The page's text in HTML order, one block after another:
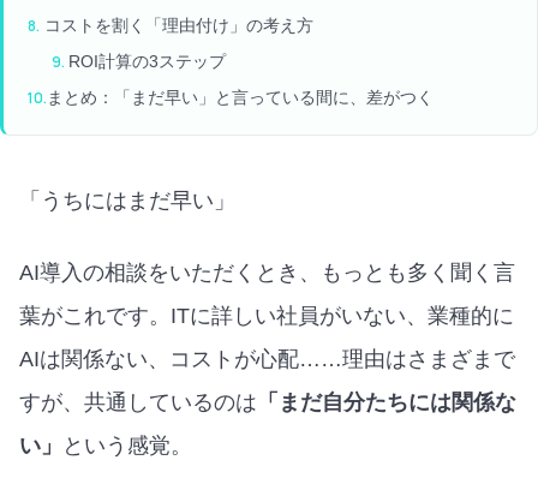
コストを割く「理由付け」の考え方
ROI計算の3ステップ
まとめ：「まだ早い」と言っている間に、差がつく
「うちにはまだ早い」
AI導入の相談をいただくとき、もっとも多く聞く言
葉がこれです。ITに詳しい社員がいない、業種的に
AIは関係ない、コストが心配……理由はさまざまで
すが、共通しているのは 「まだ自分たちには関係な
い」
という感覚。